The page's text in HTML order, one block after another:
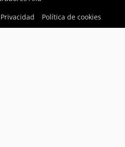
Política de cookies